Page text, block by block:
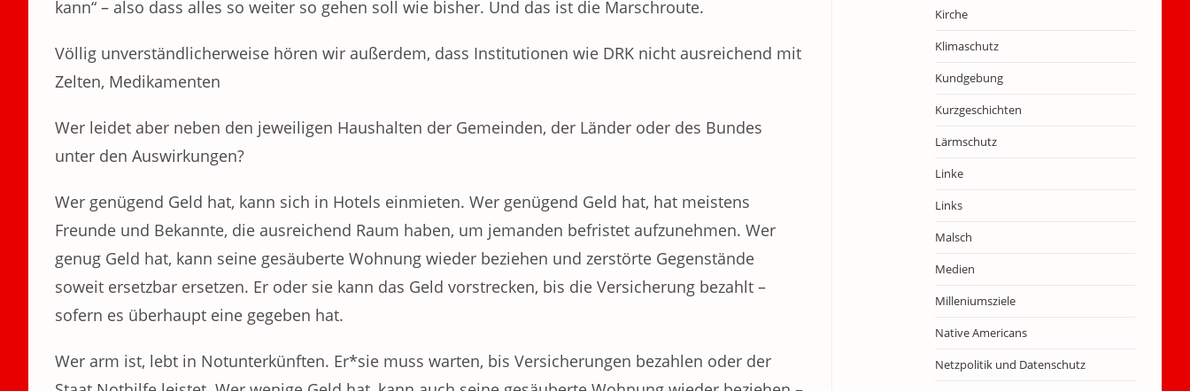
kann“ – also dass alles so weiter so gehen soll wie bisher. Und das ist die Marschroute.
Völlig unverständlicherweise hören wir außerdem, dass Institutionen wie DRK nicht ausreichend mit
Zelten, Medikamenten
Wer leidet aber neben den jeweiligen Haushalten der Gemeinden, der Länder oder des Bundes
unter den Auswirkungen?
Wer genügend Geld hat, kann sich in Hotels einmieten. Wer genügend Geld hat, hat meistens
Freunde und Bekannte, die ausreichend Raum haben, um jemanden befristet aufzunehmen. Wer
genug Geld hat, kann seine gesäuberte Wohnung wieder beziehen und zerstörte Gegenstände
soweit ersetzbar ersetzen. Er oder sie kann das Geld vorstrecken, bis die Versicherung bezahlt –
sofern es überhaupt eine gegeben hat.
Wer arm ist, lebt in Notunterkünften. Er*sie muss warten, bis Versicherungen bezahlen oder der
Kirche
Klimaschutz
Kundgebung
Kurzgeschichten
Lärmschutz
Linke
Links
Malsch
Medien
Milleniumsziele
Native Americans
Netzpolitik und Datenschutz